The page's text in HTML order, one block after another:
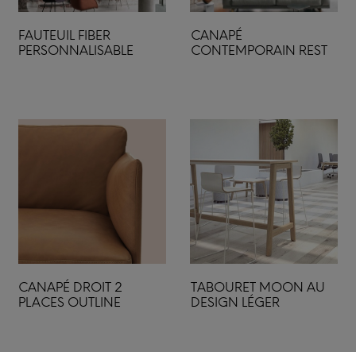
FAUTEUIL FIBER
PERSONNALISABLE
CANAPÉ
CONTEMPORAIN REST
CANAPÉ DROIT 2
PLACES OUTLINE
TABOURET MOON AU
DESIGN LÉGER